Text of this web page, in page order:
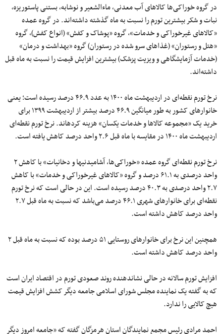
در گروه خوراکی‌ها کالاهای آب معدنی، ماءالشعیر و نوشابه، بستنی پاستوریزه،
نبات و شکر بیشترین تورم را نسبت به ماه گذشته داشته‌اند. در گروه عمده
«کالاهای غیرخوراکی و خدمات»، گروه «پوشاک و کفش» (انواع کفش)، گروه
«هتل و رستوران» (غذاهای سرو شده در رستوران) گروه «بهداشت و درمان»
(خدمات آزمایشگاهی و ویزیت پزشک) بیشترین افزایش قیمت را نسبت به ماه قبل
داشته‌اند.
نرخ تورم نقطه‌ای در اردیبهشت ماه ۱۴۰۰ به عدد ۴۶.۹ درصد رسیده است؛ یعنی
خانوارهای کشور به طور میانگین ۴۶.۹ درصد بیشتر از اردیبهشت ١٣٩٩ برای
خرید یک «مجموعه کالاها و خدمات یکسان» هزینه کرده­اند. نرخ تورم نقطه‌ای
اردیبهشت ماه ۱۴۰۰ در مقایسه با ماه قبل ٢.۶ واحد درصد کاهش یافته است.
نرخ تورم نقطه‌ای گروه عمده «خوراکی‌ها، آشامیدنی­ها و دخانیات» با کاهش ٢
واحد درصدی به ۶۱.۱ درصد و گروه «کالاهای غیرخوراکی و خدمات» با کاهش
٢.٧ واحد درصدی به ۴۰.۳ درصد رسیده است. این در حالی است که نرخ تورم
نقطه‌ای برای خانوارهای شهری ۴۶.۱ درصد می‌باشد که نسبت به ماه قبل ٢.٧
واحد درصد کاهش داشته است.
همچنین این نرخ برای خانوارهای روستایی ۵۱ درصد بوده که نسبت به ماه قبل ٢
واحد درصد کاهش داشته است.
افزایش تورم سالانه در حالی نشاندهنده روند صعودی تورم در اقتصاد ایران است
که به گفته یک نماینده مجلس شورای اسلامی جامعه دیگر کشش افزایش قیمت
هیچ کالایی را ندارد.
احمد مرادی رئیس مجمع نمایندگان استان هرمزگان گفته که «جامعه امروز دیگر